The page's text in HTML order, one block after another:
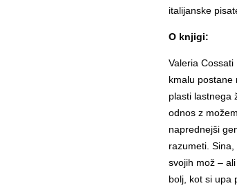
italijanske
O knjigi:
Valeria
kmalu postane
plasti lastnega
odnos z
naprednejši
razumeti.
svojih mož –
bolj, kot si upa